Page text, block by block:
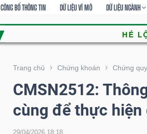
CÔNG BỐ THÔNG TIN DỮ LIỆU VĨ MÔ DỮ LIỆU NGÀNH
Trang chủ Chứng khoán Chứng
CMSN2512:
cùng để thực hiện
29/04/2026 18:18